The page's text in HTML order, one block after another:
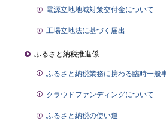
電源立地地域対策交付金について
工場立地法に基づく届出
ふるさと納税推進係
ふるさと納税業務に携わる臨時一般
クラウドファンディングについて
ふるさと納税の使い道